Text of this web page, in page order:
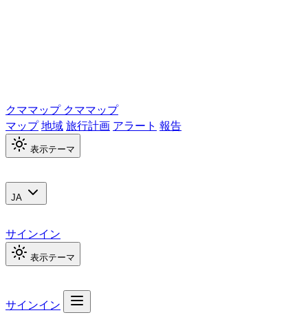
クママップ クママップ
マップ地域旅行計画 アラート 報告
表示テーマ
JA
サインイン
表示テーマ
サインイン